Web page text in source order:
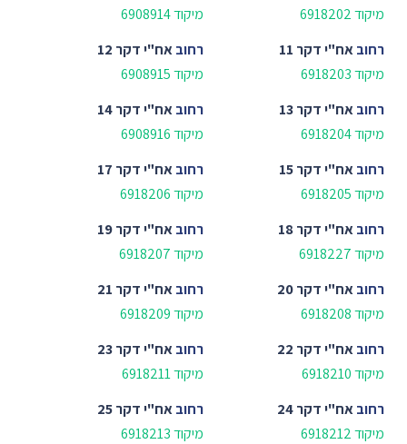
מיקוד 6918202
מיקוד 6908914
רחובאח"י דקר 11
מיקוד 6918203
רחובאח"י דקר 12
מיקוד 6908915
רחובאח"י דקר 13
מיקוד 6918204
רחובאח"י דקר 14
מיקוד 6908916
רחובאח"י דקר 15
מיקוד 6918205
רחובאח"י דקר 17
מיקוד 6918206
רחובאח"י דקר 18
מיקוד 6918227
רחובאח"י דקר 19
מיקוד 6918207
רחובאח"י דקר 20
מיקוד 6918208
רחובאח"י דקר 21
מיקוד 6918209
רחובאח"י דקר 22
מיקוד 6918210
רחובאח"י דקר 23
מיקוד 6918211
רחובאח"י דקר 24
מיקוד 6918212
רחובאח"י דקר 25
מיקוד 6918213